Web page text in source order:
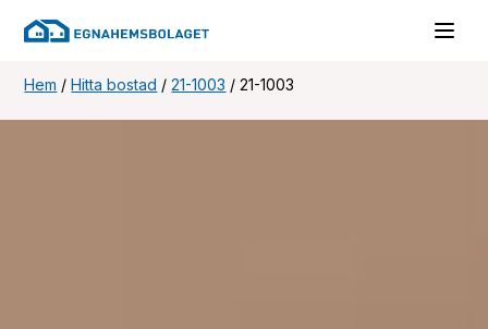
Hem /Hitta bostad /21-1003 /21-1003